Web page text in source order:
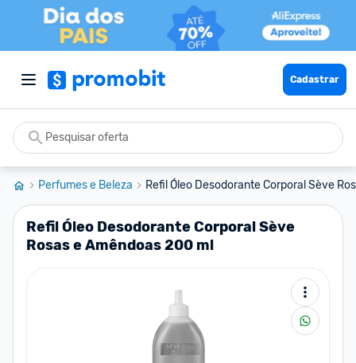
Cadastrar
Perfumes e Beleza Refil Óleo Desodorante Corporal Sève
Refil Óleo Desodorante Corporal Sève
Rosas e Amêndoas 200 ml